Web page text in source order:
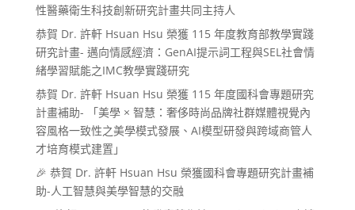
性醫藥衛生科技創新研究計畫共同主持人
恭賀 Dr. 許軒 Hsuan Hsu 榮獲 115 年度教育部教學實踐
研究計畫- 邁向情感經濟：GenAI提示詞工程與SEL社會情
緒學習賦能之IMC教學實踐研究
恭賀 Dr. 許軒 Hsuan Hsu 榮獲 115 年度國科會專題研究
計畫補助- 「美學 × 智慧：奢侈時尚品牌社群媒體視覺內
容風格一致性之美學模式發展、AI模型研發與跨域商管人
才培育模式建置」
🎉 恭賀 Dr. 許軒 Hsuan Hsu 榮獲國科會專題研究計畫補
助-人工智慧與美學智慧的交融